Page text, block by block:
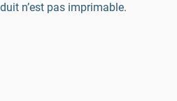
n’est pas imprimable.